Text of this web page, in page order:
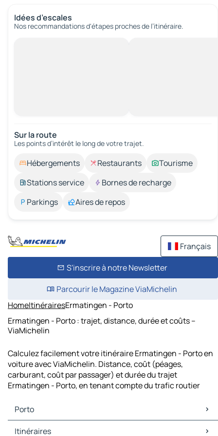
Idées d’escales
Nos recommandations d'étapes proches de l’itinéraire.
Sur la route
Les points d’intérêt le long de votre trajet.
Hébergements Restaurants
Tourisme
Stations service
Bornes de recharge
Parkings
Aires de repos
Français
S'inscrire à notre Newsletter
Parcourir le Magazine ViaMichelin
HomeItinérairesErmatingen - Porto
Ermatingen - Porto : trajet, distance, durée et coûts –
ViaMichelin
Calculez facilement votre itinéraire Ermatingen - Porto en
voiture avec ViaMichelin. Distance, coût (péages,
carburant, coût par passager) et durée du trajet
Ermatingen - Porto, en tenant compte du trafic routier
Porto
Porto Cartes et plans
Itinéraires